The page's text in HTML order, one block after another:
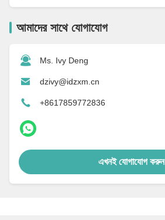
আমাদের সাথে যোগাযোগ
Ms. Ivy Deng
dzivy@idzxm.cn
+8617859772836
এখনই যোগাযোগ করুন